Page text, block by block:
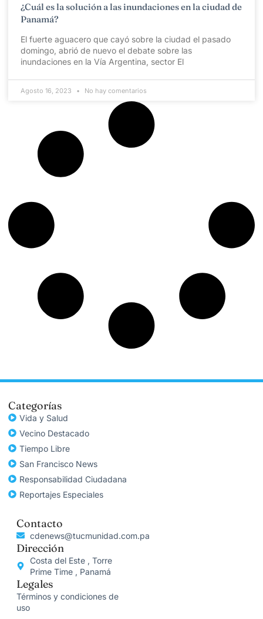
¿Cuál es la solución a las inundaciones en la ciudad de
Panamá?
El fuerte aguacero que cayó sobre la ciudad el pasado
domingo, abrió de nuevo el debate sobre las
inundaciones en la Vía Argentina, sector El
Agosto 16, 2023 No hay comentarios
Categorías
Vida y Salud
Vecino Destacado
Tiempo Libre
San Francisco News
Responsabilidad Ciudadana
Reportajes Especiales
Contacto
cdenews@tucmunidad.com.pa
Dirección
Costa del Este , Torre
Prime Time , Panamá
Legales
Términos y condiciones de
uso